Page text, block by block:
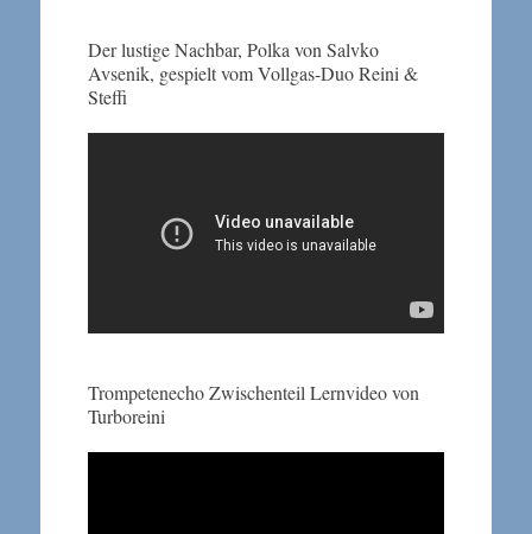
Der lustige Nachbar, Polka von Salvko
Avsenik, gespielt vom Vollgas-Duo Reini &
Steffi
Trompetenecho Zwischenteil Lernvideo von
Turboreini